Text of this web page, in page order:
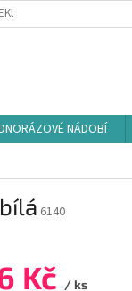
ŘÁD
NÁDOBÍ
6140
Kč / ks